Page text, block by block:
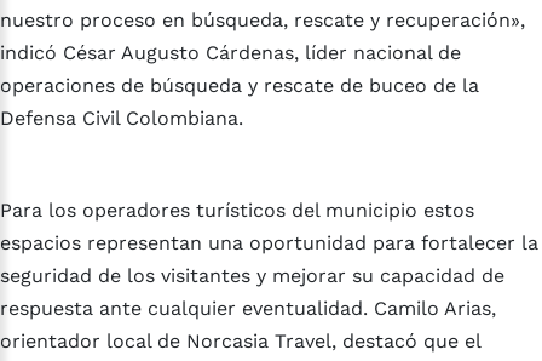
nuestro proceso en búsqueda, rescate y recuperación»,
indicó César Augusto Cárdenas, líder nacional de
operaciones de búsqueda y rescate de buceo de la
Defensa Civil Colombiana.
Para los operadores turísticos del municipio estos
espacios representan una oportunidad para fortalecer la
seguridad de los visitantes y mejorar su capacidad de
respuesta ante cualquier eventualidad. Camilo Arias,
orientador local de Norcasia Travel, destacó que el